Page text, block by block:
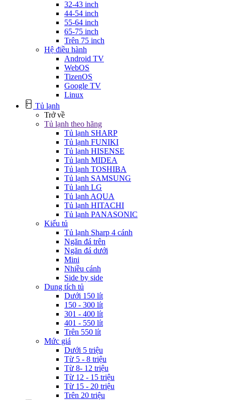
32-43 inch
44-54 inch
55-64 inch
65-75 inch
Trên 75 inch
Hệ điều hành
Android TV
WebOS
TizenOS
Google TV
Linux
Tủ lạnh
Trở về
Tủ lạnh theo hãng
Tủ lạnh SHARP
Tủ lạnh FUNIKI
Tủ lạnh HISENSE
Tủ lạnh MIDEA
Tủ lạnh TOSHIBA
Tủ lạnh SAMSUNG
Tủ lạnh LG
Tủ lạnh AQUA
Tủ lạnh HITACHI
Tủ lạnh PANASONIC
Kiểu tủ
Tủ lạnh Sharp 4 cánh
Ngăn đá trên
Ngăn đá dưới
Mini
Nhiều cánh
Side by side
Dung tích tủ
Dưới 150 lít
150 - 300 lít
301 - 400 lít
401 - 550 lít
Trên 550 lít
Mức giá
Dưới 5 triệu
Từ 5 - 8 triệu
Từ 8- 12 triệu
Từ 12 - 15 triệu
Từ 15 - 20 triệu
Trên 20 triệu